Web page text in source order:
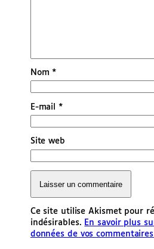
Nom*
E-mail*
Site web
Ce site utilise Akismet pour
indésirables. En savoir plus
données de vos